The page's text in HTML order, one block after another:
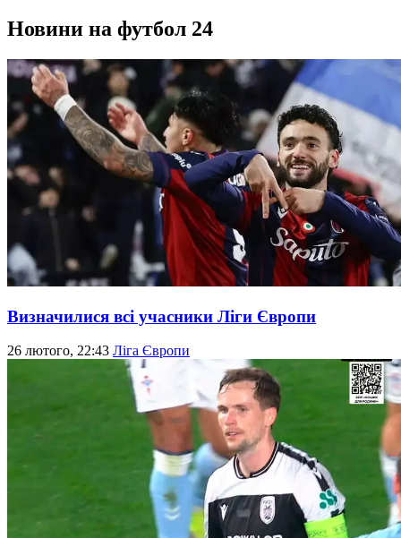
Новини на футбол 24
Визначилися всі учасники Ліги Європи
26 лютого, 22:43 Ліга Європи